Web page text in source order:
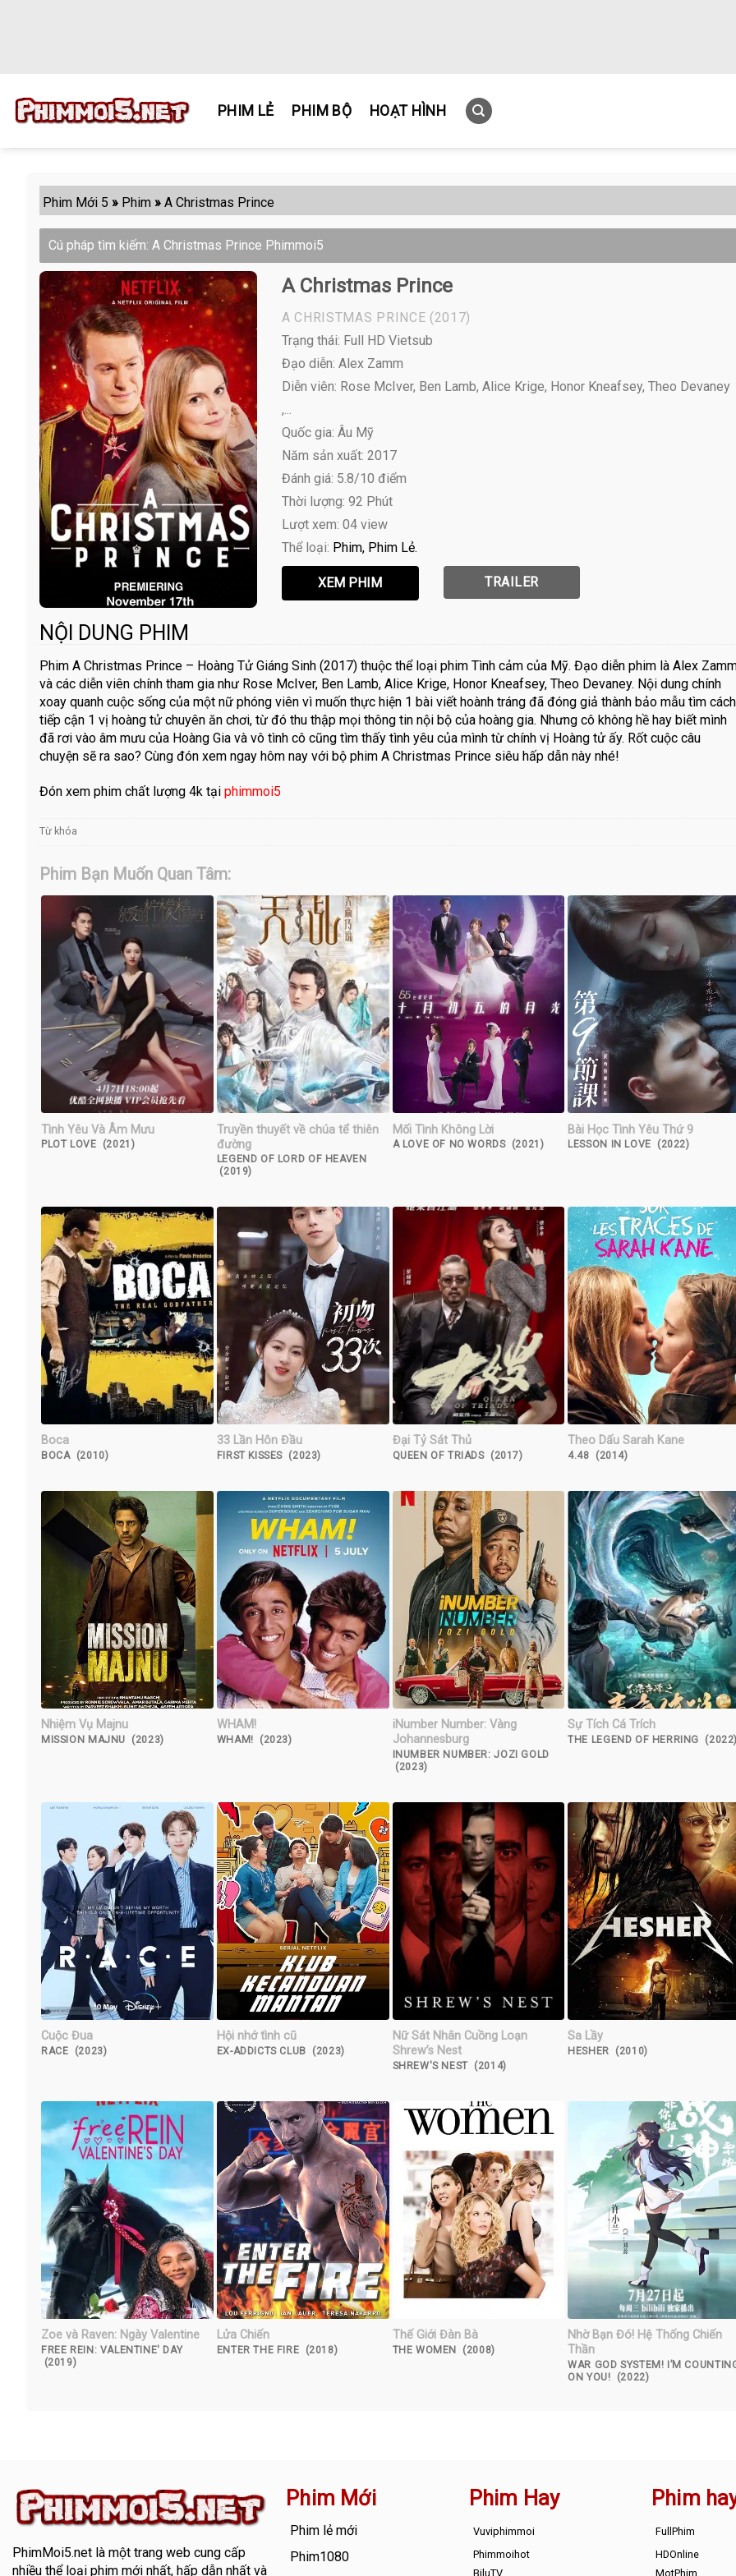
PHIM LẺ PHIM BỘ HOẠT HÌNH
Phim Mới 5 » Phim » A Christmas Prince
Cú pháp tìm kiếm: A Christmas Prince Phimmoi5
A Christmas Prince
A CHRISTMAS PRINCE (2017)
Trạng thái: Full HD Vietsub
Đạo diễn: Alex Zamm
Diễn viên: Rose McIver, Ben Lamb, Alice Krige, Honor Kneafsey, Theo Devaney
,...
Quốc gia: Âu Mỹ
Năm sản xuất: 2017
Đánh giá: 5.8/10 điểm
Thời lượng: 92 Phút
Lượt xem: 04 view
Thể loại: Phim Phim Lẻ
TRAILER
NỘI DUNG PHIM
Phim A Christmas Prince – Hoàng Tử Giáng Sinh (2017) thuộc thể loại phim Tình cảm của Mỹ. Đạo diễn phim là Alex
và các diễn viên chính tham gia như Rose McIver, Ben Lamb, Alice Krige, Honor Kneafsey, Theo Devaney. Nội dung chính
xoay quanh cuộc sống của một nữ phóng viên vì muốn thực hiện 1 bài viết hoành tráng đã đóng giả thành bảo mẫu tìm cách
tiếp cận 1 vị hoàng tử chuyên ăn chơi, từ đó thu thập mọi thông tin nội bộ của hoàng gia. Nhưng cô không hề hay biết mình
đã rơi vào âm mưu của Hoàng Gia và vô tình cô cũng tìm thấy tình yêu của mình từ chính vị Hoàng tử ấy. Rốt cuộc câu
chuyện sẽ ra sao? Cùng đón xem ngay hôm nay với bộ phim A Christmas Prince siêu hấp dẫn này nhé!
Đón xem phim chất lượng 4k tại phimmoi5
Từ khóa
Phim Bạn Muốn Quan Tâm:
Tình Yêu Và Âm Mưu
PLOT LOVE (2021)
Truyền thuyết về chúa tể thiên
đường
LEGEND OF LORD OF HEAVEN
(2019)
Mối Tình Không Lời
A LOVE OF NO WORDS (2021)
Bài Học Tình Yêu Thứ 9
LESSON IN LOVE (2022)
Boca
BOCA (2010)
33 Lần Hôn Đầu
FIRST KISSES (2023)
Đại Tỷ Sát Thủ
QUEEN OF TRIADS (2017)
Theo Dấu Sarah Kane
4.48 (2014)
Nhiệm Vụ Majnu
MISSION MAJNU (2023)
WHAM!
WHAM! (2023)
iNumber Number: Vàng
Johannesburg
INUMBER NUMBER: JOZI GOLD
(2023)
Sự Tích Cá Trích
THE LEGEND OF HERRING
Cuộc Đua
RACE (2023)
Hội nhớ tình cũ
EX-ADDICTS CLUB (2023)
Nữ Sát Nhân Cuồng Loạn
Shrew’s Nest
SHREW'S NEST (2014)
Sa Lầy
HESHER (2010)
Zoe và Raven: Ngày Valentine
FREE REIN: VALENTINE' DAY
(2019)
Lửa Chiến
ENTER THE FIRE (2018)
Thế Giới Đàn Bà
THE WOMEN (2008)
Nhờ Bạn Đó! Hệ Thống Chiến
Thần
WAR GOD SYSTEM! I’M
ON YOU! (2022)
PhimMoi5.netlà một trang web cung cấp
nhiều thể loại phim mới nhất, hấp dẫn nhất và
Phim Mới
Phim lẻ mới
Phim1080
Phim Hay
Vuviphimmoi
Phimmoihot
BiluTV
Phim
FullPhim
HDOnline
MotPhim